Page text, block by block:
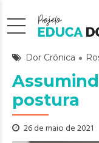
Dor Crônica
postura
26 de maio de 2021